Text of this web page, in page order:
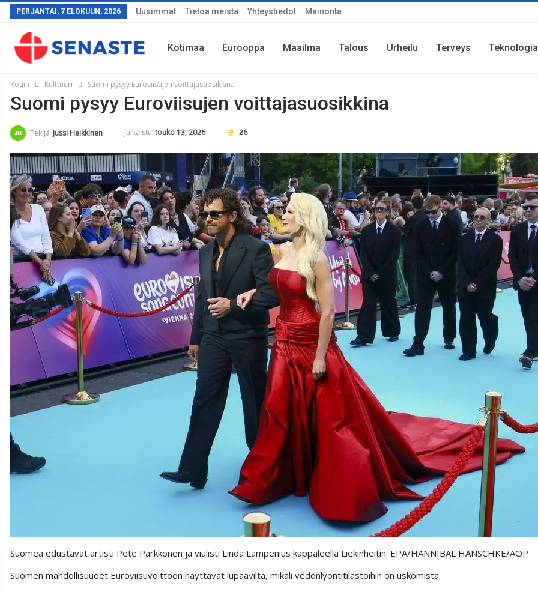
PERJANTAI, 7 ELOKUUN, 2026 Uusimmat Tietoa meistä Yhteystiedot Mainonta
Kotimaa Eurooppa Maailma Talous Urheilu Terveys Teknologia
Sää
Kotiin Kulttuuri Suomi pysyy Euroviisujen voittajasuosikkina
Suomi pysyy Euroviisujen voittajasuosikkina
Tekijä Jussi Heikkinen Julkaistu touko 13, 2026 26
Suomea edustavat artisti Pete Parkkonen ja viulisti Linda Lampenius kappaleella Liekinheitin. EPA/HANNIBAL HANSCHKE/AOP
Suomen mahdollisuudet Euroviisuvoittoon näyttävät lupaavilta, mikäli vedonlyöntitilastoihin on uskomista.